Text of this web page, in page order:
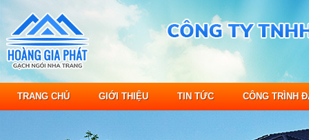
TRANG CHỦ GIỚI THIỆU TIN TỨC CÔNG TRÌNH